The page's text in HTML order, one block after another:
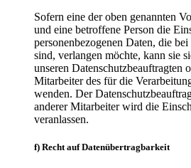
Sofern eine der oben genannten
und eine betroffene Person die
personenbezogenen Daten, die
sind, verlangen möchte, kann sie
unseren Datenschutzbeauftragten
Mitarbeiter des für die
wenden. Der
anderer Mitarbeiter wird die
veranlassen.
f) Recht auf Datenübertragbarkeit